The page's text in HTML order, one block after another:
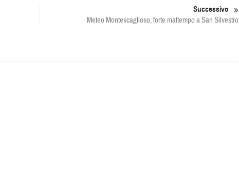
Successivo
Meteo Montescaglioso, forte maltempo a San Silvestro